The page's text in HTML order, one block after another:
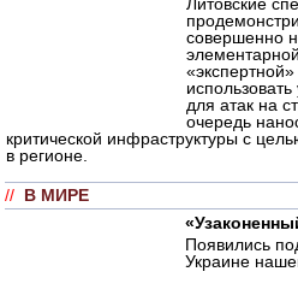
совершенно
для атак на
очередь
критической инфраструктуры с
в регионе.
// В МИРЕ
Появились
Украине